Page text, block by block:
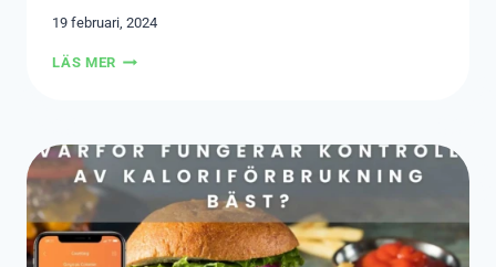
19 februari, 2024
LÄS MERGÅ
EN
VECKA